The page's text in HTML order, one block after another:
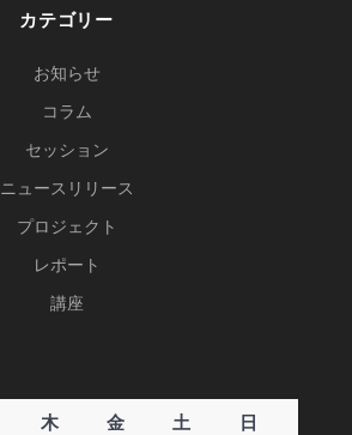
カテゴリー
お知らせ
コラム
セッション
ニュースリリース
プロジェクト
レポート
講座
木 金 土
日